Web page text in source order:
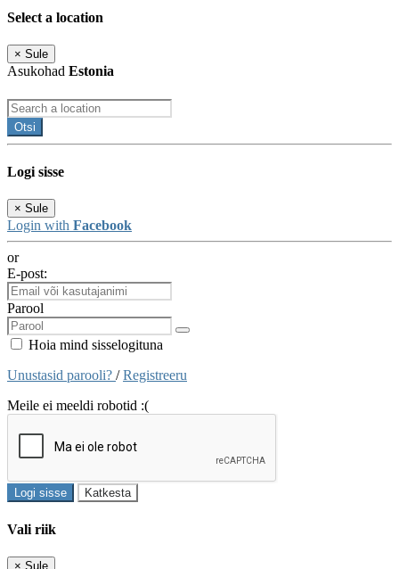
Select a location
× Sule
Asukohad Estonia
Otsi
Logi sisse
× Sule
Login with Facebook
or
E-post:
Parool
Hoia mind sisselogituna
Unustasid parooli? /Registreeru
Meile ei meeldi robotid :(
Logi sisse Katkesta
Vali riik
× Sule